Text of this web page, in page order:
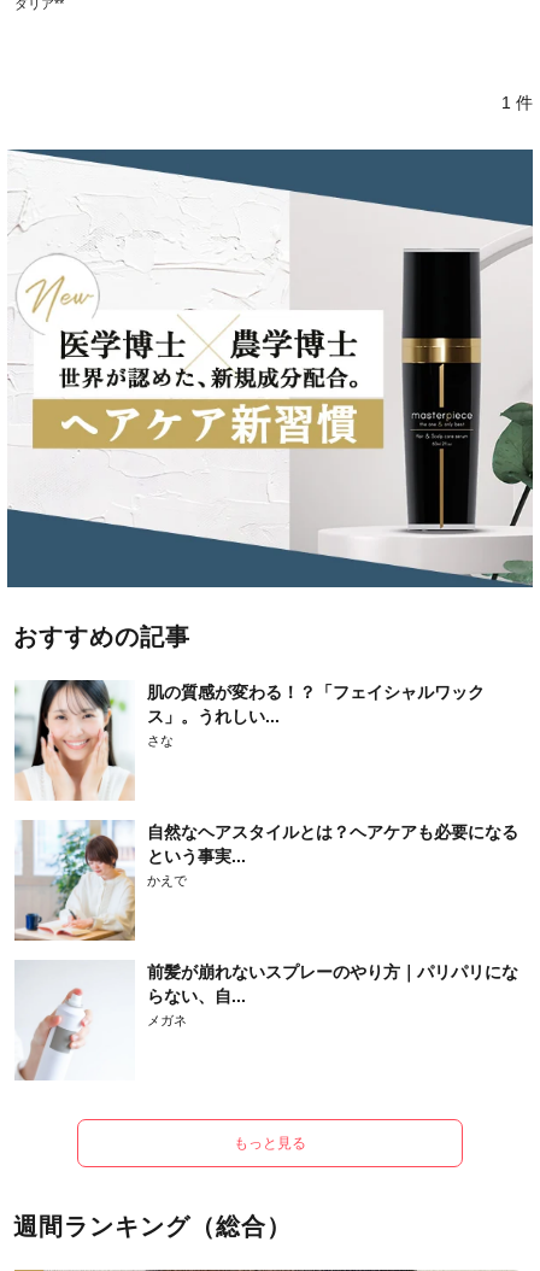
ダリア**
1 件
おすすめの記事
肌の質感が変わる！？「フェイシャルワック
ス」。うれしい...
さな
自然なヘアスタイルとは？ヘアケアも必要になる
という事実...
かえで
前髪が崩れないスプレーのやり方｜パリパリにな
らない、自...
メガネ
もっと見る
週間ランキング（総合）